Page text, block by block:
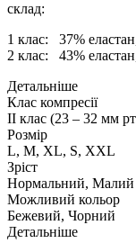
склад:
1 клас: 37%
2 клас: 43%
Детальніше
Клас компресії
II клас (23 – 32 мм
Розмір
L, M, XL, S, XXL
Зріст
Нормальний, Малий
Можливий кольор
Бежевий, Чорний
Детальніше